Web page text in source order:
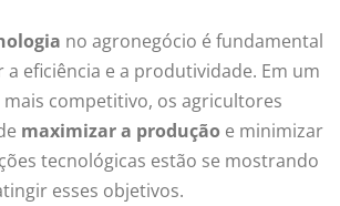
no agronegócio é fundamental
eficiência e a produtividade. Em um
mais competitivo, os agricultores
maximizar a produção e minimizar
tecnológicas estão se mostrando
esses objetivos.